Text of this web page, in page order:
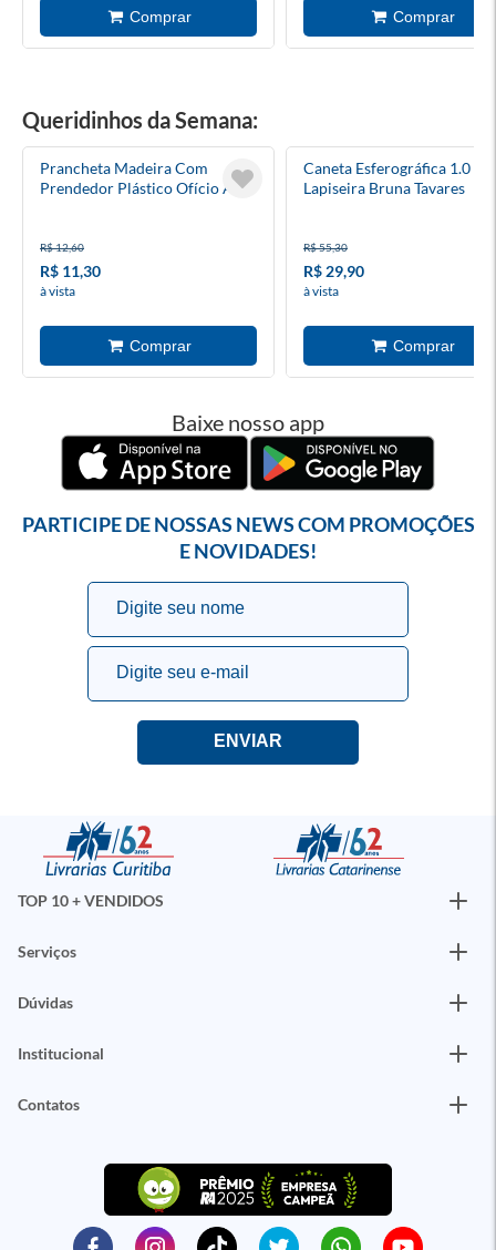
Queridinhos da Semana:
Prancheta Madeira Com
Prendedor Plástico Ofício A4
R$ 12,60
R$ 11,30
à vista
Caneta Esferográfica 1.0 +
Lapiseira Bruna Tavares
R$ 55,30
R$ 29,90
à vista
Baixe nosso app
PARTICIPE DE NOSSAS NEWS COM PROMOÇÕES
E NOVIDADES!
TOP 10 + VENDIDOS
Serviços
Dúvidas
Institucional
Contatos